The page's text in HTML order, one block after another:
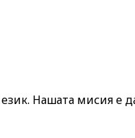
Нашата мисия е